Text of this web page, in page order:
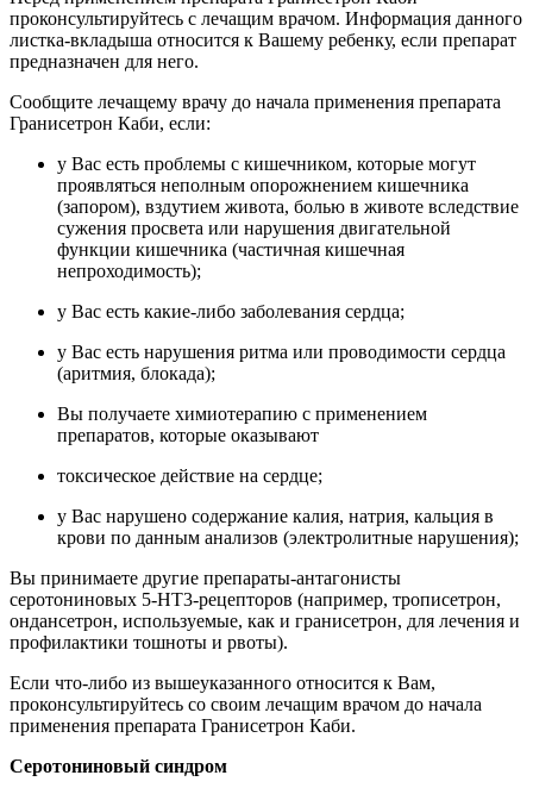
проконсультируйтесь с лечащим врачом. Информация данного
листка-вкладыша относится к Вашему ребенку, если препарат
предназначен для него.
Сообщите лечащему врачу до начала применения препарата
Гранисетрон Каби, если:
у Вас есть проблемы с кишечником, которые могут
проявляться неполным опорожнением кишечника
(запором), вздутием живота, болью в животе вследствие
сужения просвета или нарушения двигательной
функции кишечника (частичная кишечная
непроходимость);
у Вас есть какие-либо заболевания сердца;
у Вас есть нарушения ритма или проводимости сердца
(аритмия, блокада);
Вы получаете химиотерапию с применением
препаратов, которые оказывают
токсическое действие на сердце;
у Вас нарушено содержание калия, натрия, кальция в
крови по данным анализов (электролитные нарушения);
Вы принимаете другие препараты-антагонисты
серотониновых 5-НТ3-рецепторов (например, трописетрон,
ондансетрон, используемые, как и гранисетрон, для лечения и
профилактики тошноты и рвоты).
Если что-либо из вышеуказанного относится к Вам,
проконсультируйтесь со своим лечащим врачом до начала
применения препарата Гранисетрон Каби.
Серотониновый синдром